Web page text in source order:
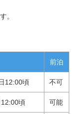
。
前泊
12:00頃 不可
頃 可能